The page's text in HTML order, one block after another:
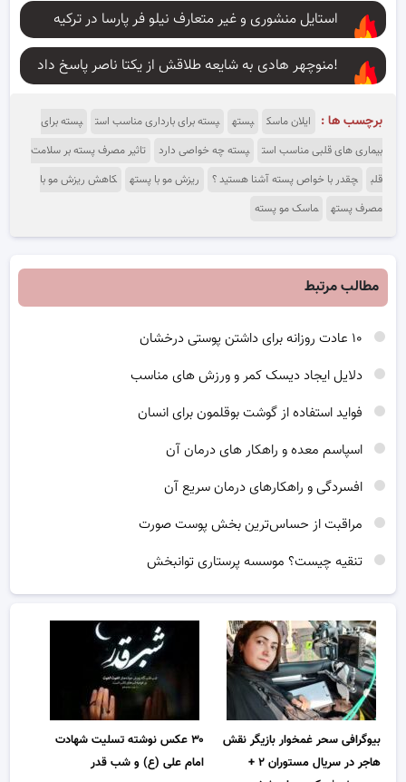
استایل منشوری و غیر متعارف نیلو فر پارسا در ترکیه
منوچهر هادی به شایعه طلاقش از یکتا ناصر پاسخ داد!
برچسب ها : ایلان ماسک پسته پسته برای بارداری مناسب است
پسته برای
بیماری های قلبی مناسب است
پسته چه خواصی دارد
تاثیر مصرف پسته بر سلامت
قلب
چقدر با خواص پسته آشنا هستید ؟ ریزش مو با پسته
کاهش ریزش مو با
مصرف پسته
ماسک مو پسته
مطالب مرتبط
دلایل ایجاد دیسک کمر و ورزش های مناسب
فواید استفاده از گوشت بوقلمون برای انسان
اسپاسم معده و راهکار های درمان آن
افسردگی و راهکارهای درمان سریع آن
مراقبت از حساس‌ترین بخش پوست صورت
تنقیه چیست؟ موسسه پرستاری توانبخش
بیوگرافی سحر غمخوار بازیگر نقش
هاجر در سریال مستوران ۲ +
۳۰ عکس نوشته تسلیت شهادت
امام علی (ع) و شب قدر